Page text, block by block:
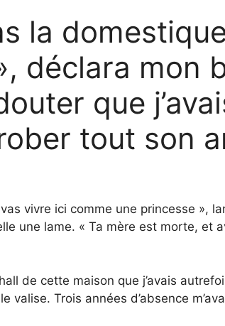
la
déclara mon
que
tout son
vivre ici comme une princesse »,
une lame. « Ta mère est morte, et
de cette maison que j’avais
valise. Trois années d’absence